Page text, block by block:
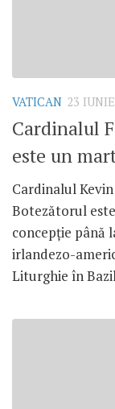
VATICAN 23
Cardinalul
este un
Cardinalul
Botezătorul
concepție până
irlandezo-
Liturghie în